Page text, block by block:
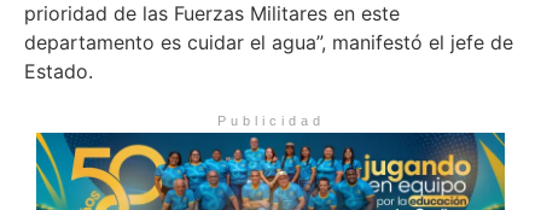
prioridad de las Fuerzas Militares en este
departamento es cuidar el agua”, manifestó el jefe de
Estado.
Publicidad